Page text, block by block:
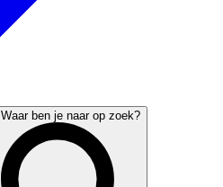
Waar ben je naar op zoek?